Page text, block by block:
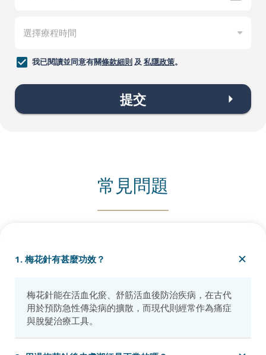
我已閱讀並同意有關條款細則 及 私隱政策。
提交
常見問題
1. 梅花針有甚麼功效？
梅花針能在活血化瘀、舒筋活血後防治疾病，在古代
用於預防急性傳染病的擴散，而現代則經常作為痛症
與脫髮治療工具。